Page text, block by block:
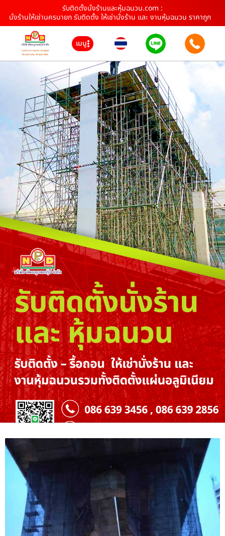
รับติดตั้งนั่งร้านและหุ้มฉนวน.com :
นั่งร้านให้เช่านครนายก รับติดตั้ง ให้เช่านั่งร้าน และ งานหุ้มฉนวน ราคาถูก
เมนู